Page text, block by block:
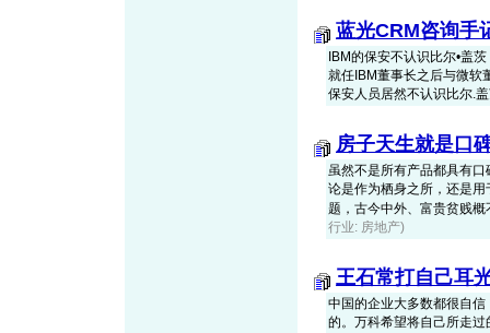
蓝光CRM咨询手
IBM的保安不认识比尔•盖
就任IBM董事长之后与微软
保安人员居然不认识比尔.
房子天生就是口
虽然不是所有产品都具有
论是作为栖身之所，还是
题，古今中外、富贵贫贱
行业: 房地产)
王石常打自己耳
中国的企业大多数都很自
的。万科希望将自己所走